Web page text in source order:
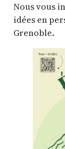
Nous vous
idées en
Grenoble.